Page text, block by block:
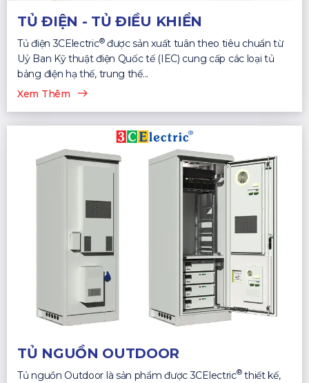
TỦ ĐIỆN - TỦ ĐIỀU KHIỂN
Tủ điện 3CElectric®được sản xuất tuân theo tiêu chuẩn từ
Uỷ Ban Kỹ thuật điện Quốc tế (IEC) cung cấp các loại tủ
bảng điện hạ thế, trung thế...
Xem Thêm
TỦ NGUỒN OUTDOOR
Tủ nguồn Outdoor là sản phẩm được 3CElectric®thiết kế,